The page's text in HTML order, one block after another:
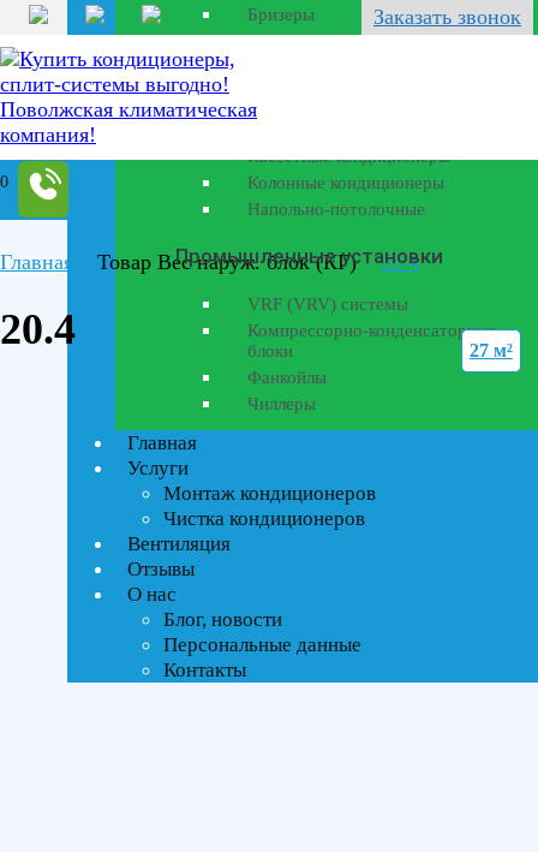
Заказать звонок
0
Бризеры
Полупромышленные
кондиционеры
Кассетные кондиционеры
Колонные кондиционеры
Напольно-потолочные
Промышленные установки
VRF (VRV) системы
Компрессорно-конденсаторные
блоки
Фанкойлы
Чиллеры
Главная
Услуги
Монтаж кондиционеров
Чистка кондиционеров
Вентиляция
Отзывы
О нас
Блог, новости
Персональные данные
Контакты
Главная Товар Вес наруж. блок (КГ) 20.4
20.4
ВСЕ АКЦИИ(1)
Тип управления
Инверторное
27 м²